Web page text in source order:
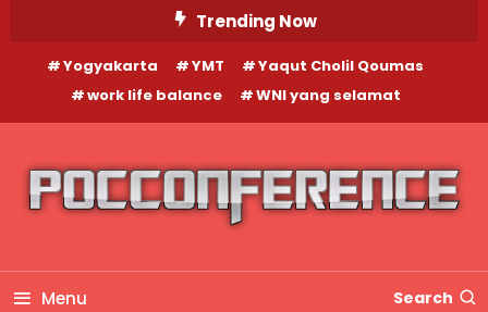
Content
Trending Now
Yogyakarta YMT
Yaqut Cholil Qoumas
work life balance
WNI yang selamat
Menu Search